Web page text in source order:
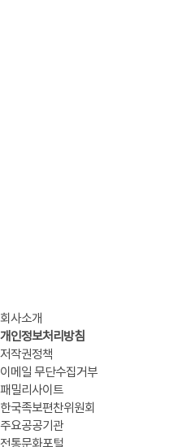
회사소개
개인정보처리방침
저작권정책
이메일 무단수집거부
패밀리사이트
한국족보편찬위원회
주요공공기관
전통문화포털